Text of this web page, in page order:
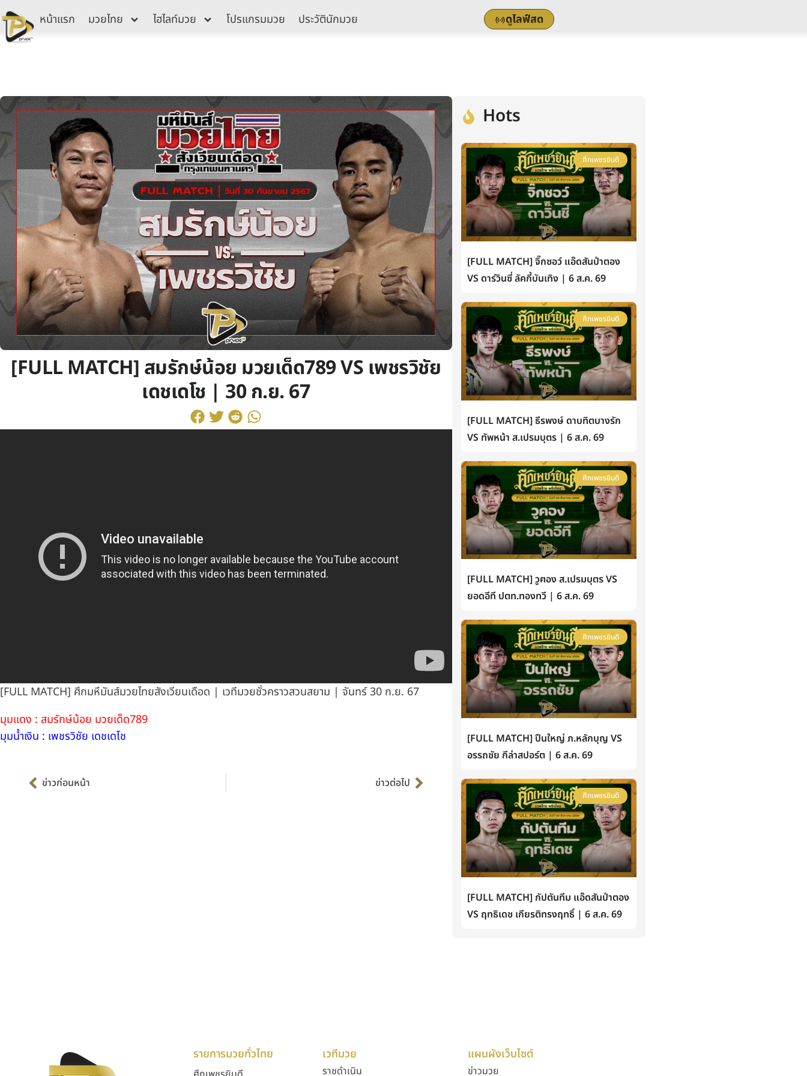
Skip
to
content
หน้าแรก มวยไทย ไฮไลท์มวย โปรแกรมมวย ประวัตินักมวย ดูไลฟ์สด
[FULL MATCH] สมรักษ์น้อย มวยเด็ด789 VS เพชรวิชัย
เดชเดโช | 30 ก.ย. 67
[FULL MATCH] ศึกมหึมันส์มวยไทยสังเวียนเดือด | เวทีมวยชั่วคราวสวนสยาม | จันทร์ 30 ก.ย. 67
มุมแดง : สมรักษ์น้อย มวยเด็ด789
มุมน้ำเงิน : เพชรวิชัย เดชเดโช
ข่าวก่อนหน้า ข่าวต่อไป
Hots
ศึกเพชรยินดี
[FULL MATCH] จิ๊กซอว์ แอ๊ดสันป่าตอง
VS ดาร์วินซี่ ลัคกี้บันเทิง | 6 ส.ค. 69
ศึกเพชรยินดี
[FULL MATCH] ธีรพงษ์ ดาบทิตบางรัก
VS ทัพหน้า ส.เปรมบุตร | 6 ส.ค. 69
ศึกเพชรยินดี
[FULL MATCH] วูฅอง ส.เปรมบุตร VS
ยอดอีที ปตท.ทองทวี | 6 ส.ค. 69
ศึกเพชรยินดี
[FULL MATCH] ปืนใหญ่ ภ.หลักบุญ VS
อรรถชัย กีล่าสปอร์ต | 6 ส.ค. 69
ศึกเพชรยินดี
[FULL MATCH] กัปตันทีม แอ๊ดสันป่าตอง
VS ฤทธิเดช เกียรติทรงฤทธิ์ | 6 ส.ค. 69
รายการมวยทั่วไทย เวทีมวย
ราชดำเนิน
แผนผังเว็บไซต์
ข่าวมวย